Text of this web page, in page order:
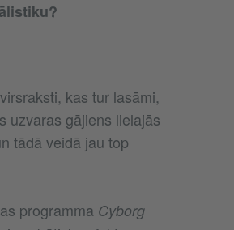
kas tur lasāmi,
uzvaras gājiens lielajās
tādā veidā jau top
programma Cyborg